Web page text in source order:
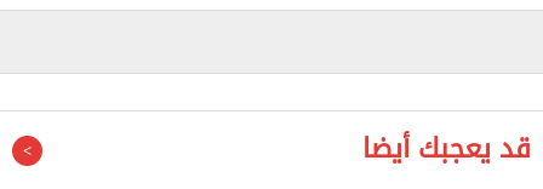
سترفع الحصار البحري المفروض على الموانئ الإيرانية،
كما سيُعاد فتح مضيق هرمز بعد توقيع الاتفاق.
وأضاف أن الاتفاق سيضمن بقاء المضيق معفى من أي
قد يعجبك أيضا